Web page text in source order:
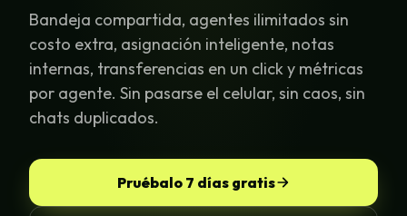
Bandeja compartida, agentes ilimitados sin
costo extra, asignación inteligente, notas
internas, transferencias en un click y métricas
por agente. Sin pasarse el celular, sin caos, sin
chats duplicados.
Pruébalo 7 días gratis